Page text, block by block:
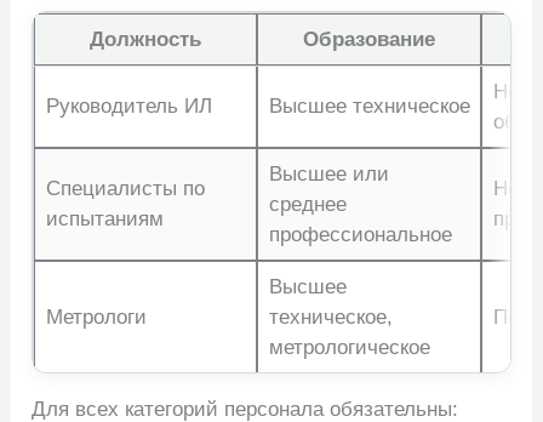
Должность Образование
Руководитель ИЛ Высшее техническое
Не
Специалисты по
испытаниям
Высшее или
среднее
профессиональное
Не
Метрологи
Высшее
техническое,
метрологическое
По
Для всех категорий персонала обязательны: